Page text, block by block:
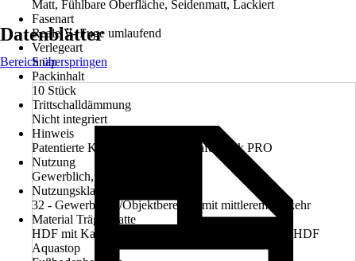
Matt, Fühlbare Oberfläche, Seidenmatt, Lackiert
Fasenart
Reale V- Fuge umlaufend
Verlegeart
Snap
Packinhalt
10 Stück
Trittschalldämmung
Nicht integriert
Hinweis
Patentierte Klick-Mechanik mit Safe-Lock PRO
Nutzung
Gewerblich, Privat
Nutzungsklasse
32 - Gewerbliche/Objektbereiche mit mittlerem Verkehr
Material Trägerplatte
HDF mit Kantenversiegelung, HDF Quellungsarm, HDF
Aquastop
Datenblätter
Bereich überspringen